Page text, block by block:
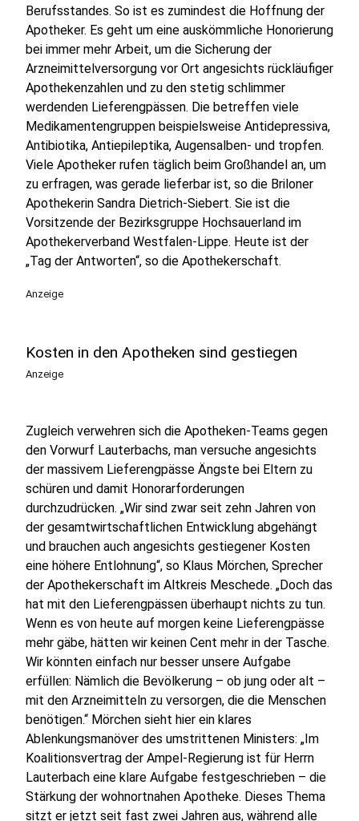
Berufsstandes. So ist es zumindest die Hoffnung der
Apotheker. Es geht um eine auskömmliche Honorierung
bei immer mehr Arbeit, um die Sicherung der
Arzneimittelversorgung vor Ort angesichts rückläufiger
Apothekenzahlen und zu den stetig schlimmer
werdenden Lieferengpässen. Die betreffen viele
Medikamentengruppen beispielsweise Antidepressiva,
Antibiotika, Antiepileptika, Augensalben- und tropfen.
Viele Apotheker rufen täglich beim Großhandel an, um
zu erfragen, was gerade lieferbar ist, so die Briloner
Apothekerin Sandra Dietrich-Siebert. Sie ist die
Vorsitzende der Bezirksgruppe Hochsauerland im
Apothekerverband Westfalen-Lippe. Heute ist der
„Tag der Antworten“, so die Apothekerschaft.
Anzeige
Kosten in den Apotheken sind gestiegen
Anzeige
Zugleich verwehren sich die Apotheken-Teams gegen
den Vorwurf Lauterbachs, man versuche angesichts
der massivem Lieferengpässe Ängste bei Eltern zu
schüren und damit Honorarforderungen
durchzudrücken. „Wir sind zwar seit zehn Jahren von
der gesamtwirtschaftlichen Entwicklung abgehängt
und brauchen auch angesichts gestiegener Kosten
eine höhere Entlohnung“, so Klaus Mörchen, Sprecher
der Apothekerschaft im Altkreis Meschede. „Doch das
hat mit den Lieferengpässen überhaupt nichts zu tun.
Wenn es von heute auf morgen keine Lieferengpässe
mehr gäbe, hätten wir keinen Cent mehr in der Tasche.
Wir könnten einfach nur besser unsere Aufgabe
erfüllen: Nämlich die Bevölkerung – ob jung oder alt –
mit den Arzneimitteln zu versorgen, die die Menschen
benötigen.“ Mörchen sieht hier ein klares
Ablenkungsmanöver des umstrittenen Ministers: „Im
Koalitionsvertrag der Ampel-Regierung ist für Herrn
Lauterbach eine klare Aufgabe festgeschrieben – die
Stärkung der wohnortnahen Apotheke. Dieses Thema
sitzt er jetzt seit fast zwei Jahren aus, während alle